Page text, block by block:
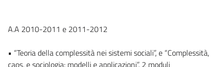
A.A 2010-2011 e 2011-2012
• “Teoria della complessità nei sistemi sociali”, e “Complessità,
caos, e sociologia: modelli e applicazioni”, 2 moduli